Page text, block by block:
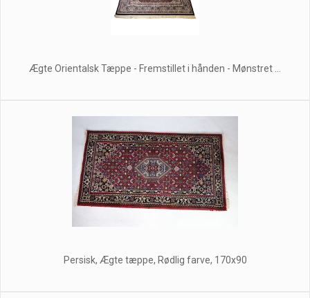
Ægte Orientalsk Tæppe - Fremstillet i hånden - Mønstret ...
Persisk, Ægte tæppe, Rødlig farve, 170x90